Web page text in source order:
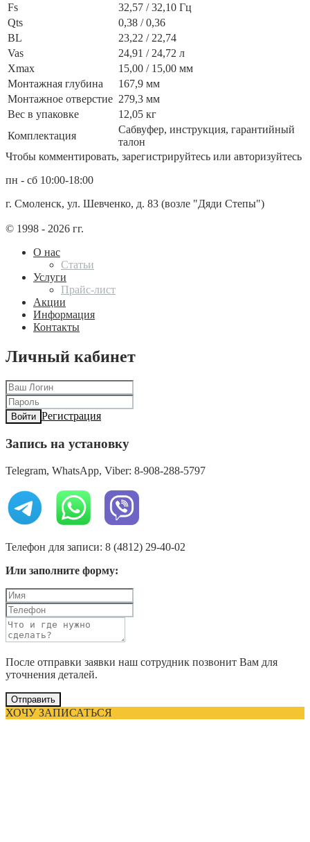
Fs
32,57 / 32,10 Гц
Qts
0,38 / 0,36
BL
23,22 / 22,74
Vas
24,91 / 24,72 л
Xmax
15,00 / 15,00 мм
Монтажная глубина
167,9 мм
Монтажное отверстие 279,3 мм
Вес в упаковке
12,05 кг
Комплектация
Сабвуфер, инструкция, гарантийный
талон
Чтобы комментировать, зарегистрируйтесь или авторизуйтесь
пн - сб 10:00-18:00
г. Смоленск, ул. Шевченко, д. 83 (возле "Дяди Степы")
© 1998 - 2026 гг.
О нас
Статьи
Услуги
Прайс-лист
Акции
Информация
Контакты
Личный кабинет
Войти Регистрация
Запись на установку
Telegram, WhatsApp, Viber: 8-908-288-5797
Телефон для записи: 8 (4812) 29-40-02
Или заполните форму:
После отправки заявки наш сотрудник позвонит Вам для
уточнения деталей.
Отправить
ХОЧУ ЗАПИСАТЬСЯ